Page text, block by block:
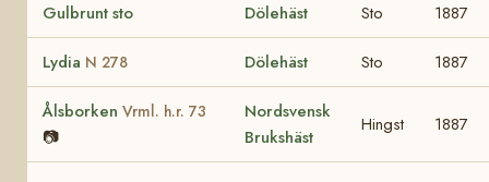
Gulbrunt sto Dölehäst Sto 1887
Lydia N 278 Dölehäst Sto 1887
Ålsborken Vrml. h.r. 73
📷
Nordsvensk
Brukshäst
Hingst 1887